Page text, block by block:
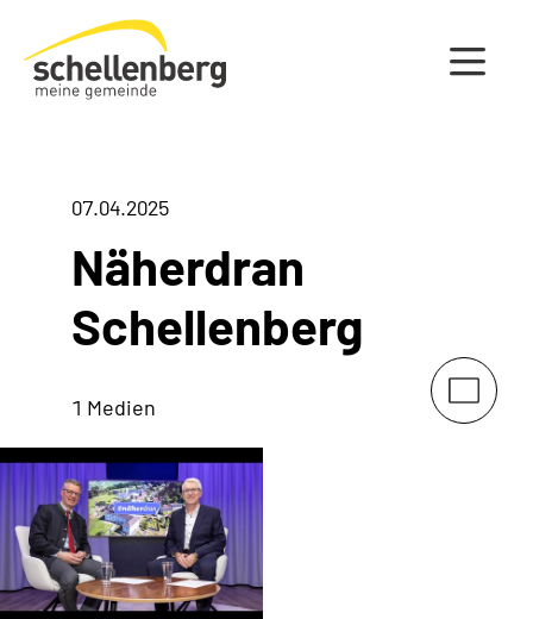
Gemeinde Schellenberg Startseite
07.04.2025
Näherdran
Schellenberg
1 Medien